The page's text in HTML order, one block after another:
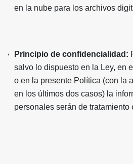
en la nube para los archivos
Principio de confidencialidad:
salvo lo dispuesto en la Ley, en
o en la presente Política (con la
en los últimos dos casos) la
personales serán de tratamiento